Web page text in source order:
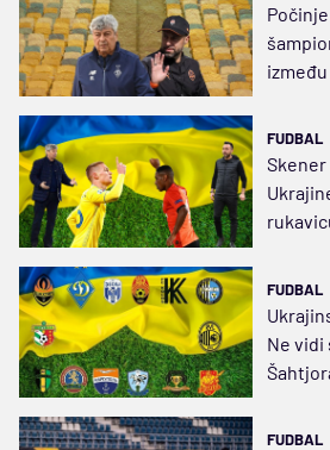
između
FUDBAL
FUDBAL
Ne vidi
FUDBAL